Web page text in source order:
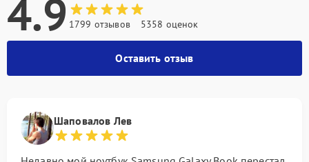
4.9 1799 отзывов 5358 оценок
Оставить отзыв
Шаповалов Лев